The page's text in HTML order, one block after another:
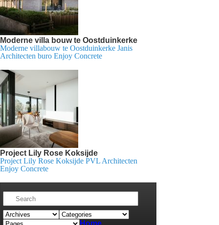
Moderne villa bouw te Oostduinkerke
Moderne villabouw te Oostduinkerke Janis
Architecten buro Enjoy Concrete
Project Lily Rose Koksijde
Project Lily Rose Koksijde PVL Architecten
Enjoy Concrete
Home